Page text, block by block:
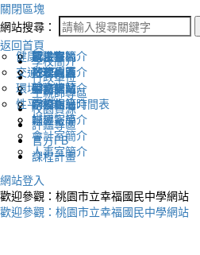
關閉區塊
網站搜尋：
返回首頁
學校簡介
認識幸福
地理位置
英文網站
幸福相簿
媒體報導
行政單位
校長室簡介
教務處簡介
學務處簡介
總務處簡介
輔導室簡介
會計室簡介
人事室簡介
生親師專區
新生專區
升學專區
圖書館藏
學校作息時間表
校園資源
電子報
下載列表
評鑑專區
健康促進
交通安全
環境教育
性平教育
官方FB
課程計畫
網站登入
歡迎參觀：桃園市立幸福國民中學網站
歡迎參觀：桃園市立幸福國民中學網站